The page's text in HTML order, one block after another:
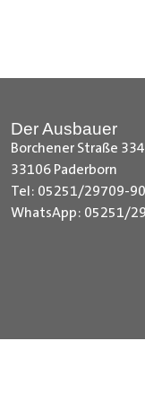
Der Ausbauer
Borchener Straße
33106 Paderborn
Tel: 05251/29709-90
WhatsApp: 05251/